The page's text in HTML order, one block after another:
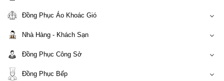
Đồng Phục Áo Khoác Gió
Nhà Hàng - Khách Sạn
Đồng Phục Công Sở
Đồng Phục Bếp